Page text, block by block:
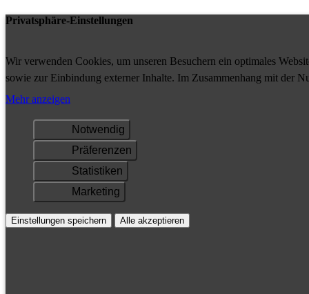
Privatsphäre-Einstellungen
Wir verwenden Cookies, um unseren Besuchern ein optimales
sowie zur Einbindung externer Inhalte. Im Zusammenhang mit der
Ihrem Gerät gespeichert und/oder abgerufen.
Mehr anzeigen
Notwendig
Präferenzen
Statistiken
Marketing
Einstellungen speichern Alle akzeptieren